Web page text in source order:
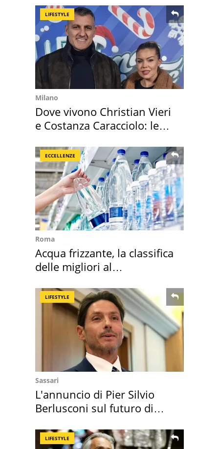
LIFESTYLE
Milano
Dove vivono Christian Vieri
e Costanza Caracciolo: le
ECCELLENZE
Roma
Acqua frizzante, la classifica
delle migliori al
LIFESTYLE
Sassari
L'annuncio di Pier Silvio
Berlusconi sul futuro di
LIFESTYLE